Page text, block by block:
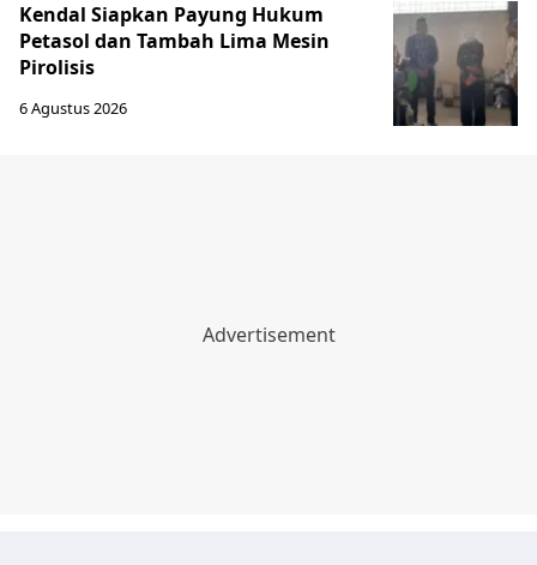
Kendal Siapkan Payung Hukum
Petasol dan Tambah Lima Mesin
Pirolisis
6 Agustus 2026